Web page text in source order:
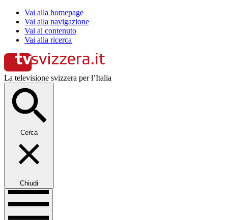
Vai alla homepage
Vai alla navigazione
Vai al contenuto
Vai alla ricerca
La televisione svizzera per l’Italia
Cerca
Chiudi